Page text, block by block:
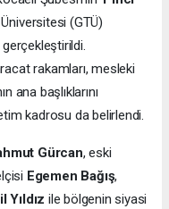
(GTÜ)
gerçekleştirildi.
rakamları, mesleki
ana başlıklarını
kadrosu da belirlendi.
Gürcan, eski
Egemen Bağış,
Yıldız ile bölgenin siyasi